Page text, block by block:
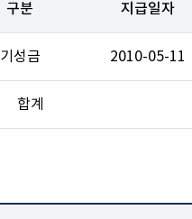
구분 지급일자
기성금 2010-05-11
합계